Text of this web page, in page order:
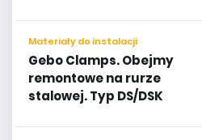
Materiały do instalacji
Gebo Clamps. Obejmy
remontowe na rurze
stalowej. Typ DS/DSK